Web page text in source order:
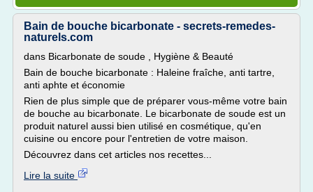
Bain de bouche bicarbonate - secrets-remedes-
naturels.com
dans Bicarbonate de soude , Hygiène & Beauté
Bain de bouche bicarbonate : Haleine fraîche, anti tartre,
anti aphte et économie
Rien de plus simple que de préparer vous-même votre bain
de bouche au bicarbonate. Le bicarbonate de soude est un
produit naturel aussi bien utilisé en cosmétique, qu'en
cuisine ou encore pour l'entretien de votre maison.
Découvrez dans cet articles nos recettes...
Lire la suite